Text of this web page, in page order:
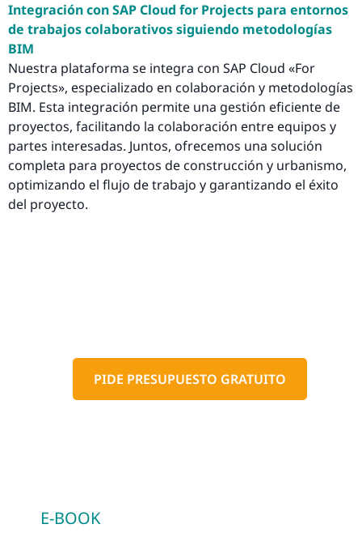
Integración con SAP Cloud for Projects para entornos
de trabajos colaborativos siguiendo metodologías
BIM
Nuestra plataforma se integra con SAP Cloud «For
Projects», especializado en colaboración y metodologías
BIM. Esta integración permite una gestión eficiente de
proyectos, facilitando la colaboración entre equipos y
partes interesadas. Juntos, ofrecemos una solución
completa para proyectos de construcción y urbanismo,
optimizando el flujo de trabajo y garantizando el éxito
del proyecto.
PIDE PRESUPUESTO GRATUITO
E-BOOK